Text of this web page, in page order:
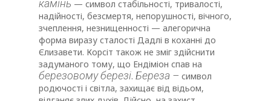
камінь — символ стабільності, тривалості,
надійності, безсмертя, непорушності, вічного,
зчеплення, незнищенності — алегорична
форма виразу сталості Дадлі в коханні до
Єлизавети. Корсіт також не зміг здійснити
задуманого тому, що Ендіміон спав на
березовому березі. Береза – символ
родючості і світла, захищає від відьом,